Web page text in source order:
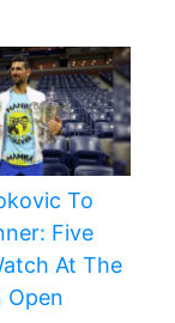
To
Five
At The
Open